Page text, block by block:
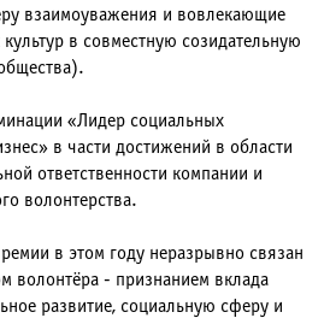
взаимоуважения и вовлекающие
в совместную созидательную
«Лидер социальных
в части достижений в области
ответственности компании и
волонтерства.
в этом году неразрывно связан
волонтёра - признанием вклада
развитие, социальную сферу и